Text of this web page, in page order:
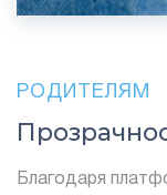
РОДИТЕЛЯМ
Благодаря